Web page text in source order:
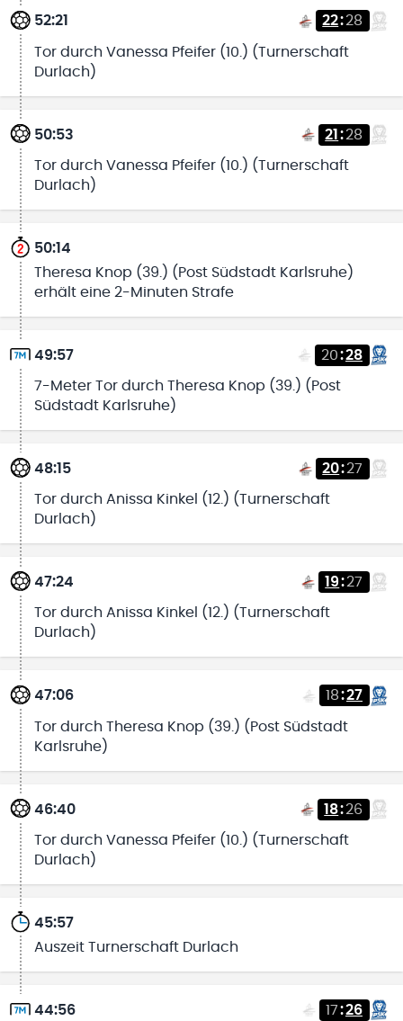
52:21 22:28
Tor durch Vanessa Pfeifer (10.) (Turnerschaft
Durlach)
50:53 21 :28
Tor durch Vanessa Pfeifer (10.) (Turnerschaft
Durlach)
50:14
Theresa Knop (39.) (Post Südstadt Karlsruhe)
erhält eine 2-Minuten Strafe
49:57 20:28
7-Meter Tor durch Theresa Knop (39.) (Post
Südstadt Karlsruhe)
48:15 20:27
Tor durch Anissa Kinkel (12.) (Turnerschaft
Durlach)
47:24 19:27
Tor durch Anissa Kinkel (12.) (Turnerschaft
Durlach)
47:06 18:27
Tor durch Theresa Knop (39.) (Post Südstadt
Karlsruhe)
46:40 18:26
Tor durch Vanessa Pfeifer (10.) (Turnerschaft
Durlach)
45:57
Auszeit Turnerschaft Durlach
44:56 17:26